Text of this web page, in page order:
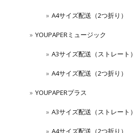
A4サイズ配送（2つ折り）
YOUPAPERミュージック
A3サイズ配送（ストレート）
A4サイズ配送（2つ折り）
YOUPAPERプラス
A3サイズ配送（ストレート）
A4サイズ配送（2つ折り）